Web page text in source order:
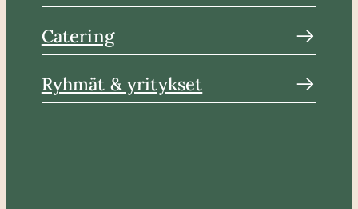
Catering
Ryhmät & yritykset